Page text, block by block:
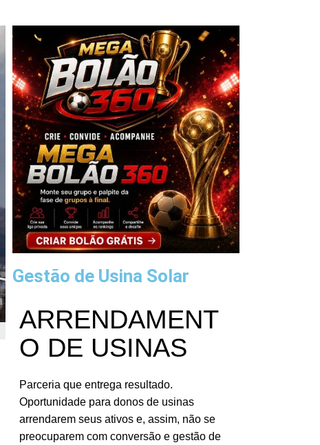
Gestão de Usina Solar
ARRENDAMENT
O DE USINAS
Parceria que entrega resultado.
Oportunidade para donos de usinas
arrendarem seus ativos e, assim, não se
preocuparem com conversão e gestão de